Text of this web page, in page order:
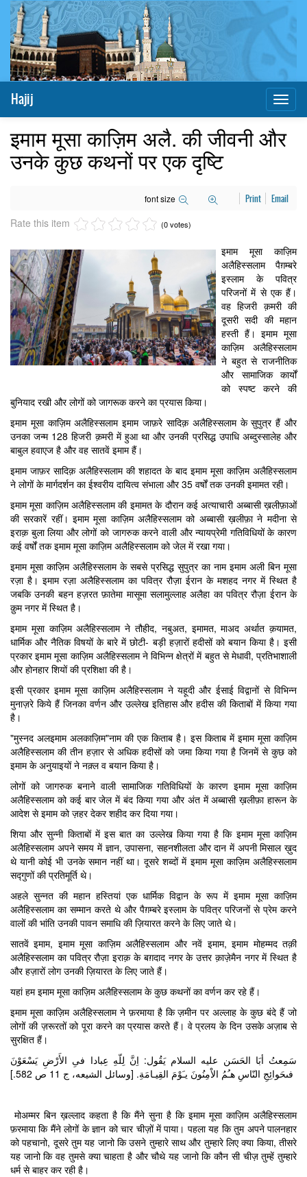
Hajij
इमाम मूसा काज़िम अलै. की जीवनी और
उनके कुछ कथनों पर एक दृष्टि
font size Print Email
Rate this item (0 votes)
इमाम मूसा काज़िम
अलैहिस्सलाम पैग़म्बरे
इस्लाम के पवित्र
परिजनों में से एक हैं।
वह हिजरी क़मरी की
दूसरी सदी की महान
हस्ती हैं। इमाम मूसा
काज़िम अलैहिस्सलाम
ने बहुत से राजनीतिक
और सामाजिक कार्यों
को स्पष्ट करने की
बुनियाद रखी और लोगों को जागरूक करने का प्रयास किया।
इमाम मूसा काज़िम अलैहिस्सलाम इमाम जाफ़रे सादिक़ अलैहिस्सलाम के सुपुत्र हैं और
उनका जन्म 128 हिजरी क़मरी में हुआ था और उनकी प्रसिद्ध उपाधि अब्दुस्सालेह और
बाबुल हवाएज है और वह सातवें इमाम हैं।
इमाम जाफ़र सादिक़ अलैहिस्सलाम की शहादत के बाद इमाम मूसा काज़िम अलैहिस्सलाम
ने लोगों के मार्गदर्शन का ईश्वरीय दायित्व संभाला और 35 वर्षों तक उनकी इमामत रही।
इमाम मूसा काज़िम अलैहिस्सलाम की इमामत के दौरान कई अत्याचारी अब्बासी ख़लीफ़ाओं
की सरकारें रहीं। इमाम मूसा काज़िम अलैहिस्सलाम को अब्बासी ख़लीफ़ा ने मदीना से
इराक़ बुला लिया और लोगों को जागरुक करने वाली और न्यायप्रेमी गतिविधियों के कारण
कई वर्षों तक इमाम मूसा काज़िम अलैहिस्सलाम को जेल में रखा गया।
इमाम मूसा काज़िम अलैहिस्सलाम के सबसे प्रसिद्ध सुपुत्र का नाम इमाम अली बिन मूसा
रज़ा है। इमाम रज़ा अलैहिस्सलाम का पवित्र रौज़ा ईरान के मशहद नगर में स्थित है
जबकि उनकी बहन हज़रत फ़ातेमा मासूमा सलामुल्लाह अलैहा का पवित्र रौज़ा ईरान के
क़ुम नगर में स्थित है।
इमाम मूसा काज़िम अलैहिस्सलाम ने तौहीद, नबुअत, इमामत, माअद अर्थात क़यामत,
धार्मिक और नैतिक विषयों के बारे में छोटी- बड़ी हज़ारों हदीसों को बयान किया है। इसी
प्रकार इमाम मूसा काज़िम अलैहिस्सलाम ने विभिन्न क्षेत्रों में बहुत से मेधावी, प्रतिभाशाली
और होनहार शियों की प्रशिक्षा की है।
इसी प्रकार इमाम मूसा काज़िम अलैहिस्सलाम ने यहूदी और ईसाई विद्वानों से विभिन्न
मुनाज़रे किये हैं जिनका वर्णन और उल्लेख इतिहास और हदीस की किताबों में किया गया
है।
"मुस्नद अलइमाम अलकाज़िम"नाम की एक किताब है। इस किताब में इमाम मूसा काज़िम
अलैहिस्सलाम की तीन हज़ार से अधिक हदीसों को जमा किया गया है जिनमें से कुछ को
इमाम के अनुयाइयों ने नक़्ल व बयान किया है।
लोगों को जागरुक बनाने वाली सामाजिक गतिविधियों के कारण इमाम मूसा काज़िम
अलैहिस्सलाम को कई बार जेल में बंद किया गया और अंत में अब्बासी ख़लीफ़ा हारून के
आदेश से इमाम को ज़हर देकर शहीद कर दिया गया।
शिया और सुन्नी किताबों में इस बात का उल्लेख किया गया है कि इमाम मूसा काज़िम
अलैहिस्सलाम अपने समय में ज्ञान, उपासना, सहनशीलता और दान में अपनी मिसाल ख़ुद
थे यानी कोई भी उनके समान नहीं था। दूसरे शब्दों में इमाम मूसा काज़िम अलैहिस्सलाम
सद्गुणों की प्रतिमूर्ति थे।
अहले सुन्नत की महान हस्तियां एक धार्मिक विद्वान के रूप में इमाम मूसा काज़िम
अलैहिस्सलाम का सम्मान करते थे और पैग़म्बरे इस्लाम के पवित्र परिजनों से प्रेम करने
वालों की भांति उनकी पावन समाधि की ज़ियारत करने के लिए जाते थे।
सातवें इमाम, इमाम मूसा काज़िम अलैहिस्सलाम और नवें इमाम, इमाम मोहम्मद तक़ी
अलैहिस्सलाम का पवित्र रौज़ा इराक़ के बग़दाद नगर के उत्तर क़ाज़ेमैन नगर में स्थित है
और हज़ारों लोग उनकी ज़ियारत के लिए जाते हैं।
यहां हम इमाम मूसा काज़िम अलैहिस्सलाम के कुछ कथनों का वर्णन कर रहे हैं।
इमाम मूसा काज़िम अलैहिस्सलाम ने फ़रमाया है कि ज़मीन पर अल्लाह के कुछ बंदे हैं जो
लोगों की ज़रूरतों को पूरा करने का प्रयास करते हैं। वे प्रलय के दिन उसके अज़ाब से
सुरक्षित हैं।
سَمِعتُ أبَا الحَسَن عليه السلام يَقُول: اِنَّ لِلّهِ عِبادا فىِ الأَرْضِ يَسْعَوْنَ
فىحَوائِجِ النّاسِ هـُمُ الاْمِنُونَ يـَوْمَ القِيـامَةِ. [وسائل الشيعه، ج 11 ص 582.]
मोअम्मर बिन ख़ल्लाद कहता है कि मैंने सुना है कि इमाम मूसा काज़िम अलैहिस्सलाम
फ़रमाया कि मैंने लोगों के ज्ञान को चार चीज़ों में पाया। पहला यह कि तुम अपने पालनहार
को पहचानो, दूसरे तुम यह जानो कि उसने तुम्हारे साथ और तुम्हारे लिए क्या किया, तीसरे
यह जानो कि वह तुमसे क्या चाहता है और चौथे यह जानो कि कौन सी चीज़ तुम्हें तुम्हारे
धर्म से बाहर कर रही है।